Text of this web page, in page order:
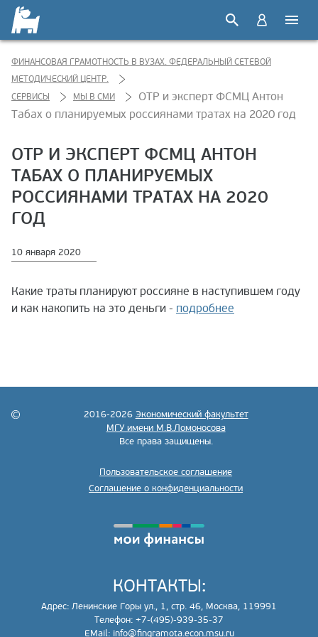
ФИНАНСОВАЯ ГРАМОТНОСТЬ В ВУЗАХ. ФЕДЕРАЛЬНЫЙ СЕТЕВОЙ
МЕТОДИЧЕСКИЙ ЦЕНТР.
СЕРВИСЫ
МЫ В СМИ
ОТР и эксперт ФСМЦ Антон
Табах о планируемых россиянами тратах на 2020 год
ОТР И ЭКСПЕРТ ФСМЦ АНТОН
ТАБАХ О ПЛАНИРУЕМЫХ
РОССИЯНАМИ ТРАТАХ НА 2020
ГОД
10 января 2020
Какие траты планируют россияне в наступившем году
и как накопить на это деньги - подробнее
2016-2026 Экономический факультет
МГУ имени М.В.Ломоносова
Все права защищены.
Пользовательское соглашение
Соглашение о конфиденциальности
КОНТАКТЫ:
Адрес: Ленинские Горы ул., 1, стр. 46, Москва, 119991
Телефон: +7-(495)-939-35-37
EMail: info@fingramota.econ.msu.ru